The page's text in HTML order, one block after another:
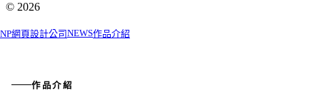
© 2026
NP網頁設計公司NEWS作品介紹
作品介紹